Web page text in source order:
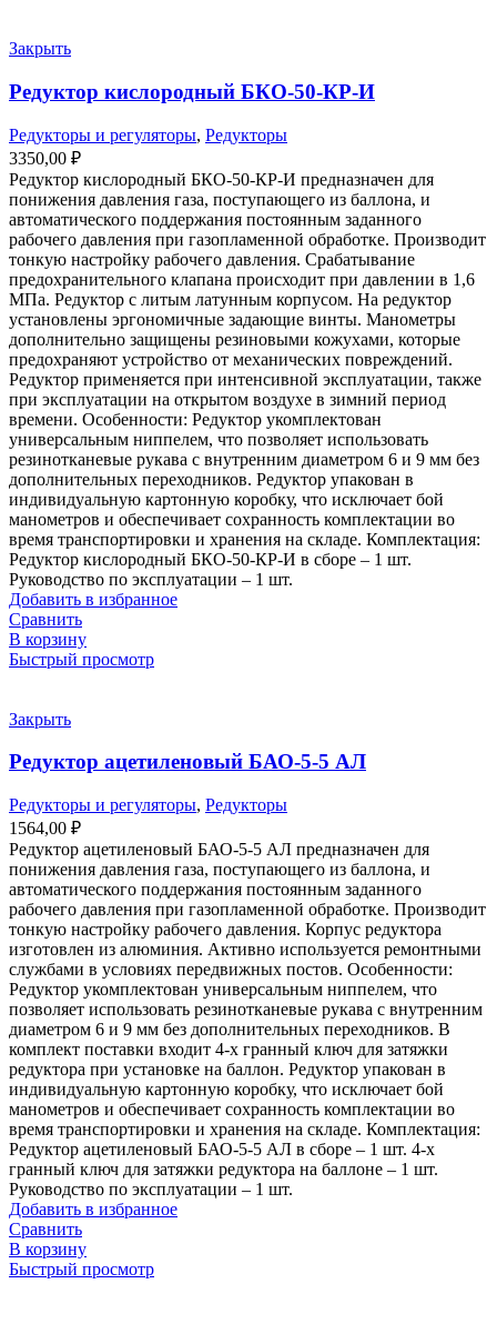
Закрыть
Редуктор кислородный БКО-50-КР-И
Редукторы и регуляторы, Редукторы
3350,00 ₽
Редуктор кислородный БКО-50-КР-И предназначен для
понижения давления газа, поступающего из баллона, и
автоматического поддержания постоянным заданного
рабочего давления при газопламенной обработке. Производит
тонкую настройку рабочего давления. Срабатывание
предохранительного клапана происходит при давлении в 1,6
МПа. Редуктор с литым латунным корпусом. На редуктор
установлены эргономичные задающие винты. Манометры
дополнительно защищены резиновыми кожухами, которые
предохраняют устройство от механических повреждений.
Редуктор применяется при интенсивной эксплуатации, также
при эксплуатации на открытом воздухе в зимний период
времени. Особенности: Редуктор укомплектован
универсальным ниппелем, что позволяет использовать
резинотканевые рукава с внутренним диаметром 6 и 9 мм без
дополнительных переходников. Редуктор упакован в
индивидуальную картонную коробку, что исключает бой
манометров и обеспечивает сохранность комплектации во
время транспортировки и хранения на складе. Комплектация:
Редуктор кислородный БКО-50-КР-И в сборе – 1 шт.
Руководство по эксплуатации – 1 шт.
Добавить в избранное
Сравнить
В корзину
Быстрый просмотр
Закрыть
Редуктор ацетиленовый БАО-5-5 АЛ
Редукторы и регуляторы, Редукторы
1564,00 ₽
Редуктор ацетиленовый БАО-5-5 АЛ предназначен для
понижения давления газа, поступающего из баллона, и
автоматического поддержания постоянным заданного
рабочего давления при газопламенной обработке. Производит
тонкую настройку рабочего давления. Корпус редуктора
изготовлен из алюминия. Активно используется ремонтными
службами в условиях передвижных постов. Особенности:
Редуктор укомплектован универсальным ниппелем, что
позволяет использовать резинотканевые рукава с внутренним
диаметром 6 и 9 мм без дополнительных переходников. В
комплект поставки входит 4-х гранный ключ для затяжки
редуктора при установке на баллон. Редуктор упакован в
индивидуальную картонную коробку, что исключает бой
манометров и обеспечивает сохранность комплектации во
время транспортировки и хранения на складе. Комплектация:
Редуктор ацетиленовый БАО-5-5 АЛ в сборе – 1 шт. 4-х
гранный ключ для затяжки редуктора на баллоне – 1 шт.
Руководство по эксплуатации – 1 шт.
Добавить в избранное
Сравнить
В корзину
Быстрый просмотр